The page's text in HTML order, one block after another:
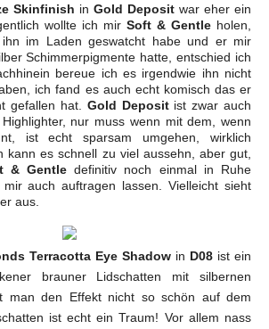
Skinfinish in Gold Deposit war eher ein
wollte ich mir Soft & Gentle holen,
im Laden geswatcht habe und er mir
Schimmerpigmente hatte, entschied ich
bereue ich es irgendwie ihn nicht
ich fand es auch echt komisch das er
gefallen hat. Gold Depositist zwar auch
nur muss wenn mit dem, wenn
ist echt sparsam umgehen, wirklich
kann es schnell zu viel aussehn, aber gut,
& Gentle definitiv noch einmal in Ruhe
auch auftragen lassen. Vielleicht sieht
aus.
Terracotta Eye Shadow in D08 ist ein
brauner Lidschatten mit silbernen
man den Effekt nicht so schön auf dem
ist echt ein Traum! Vor allem nass